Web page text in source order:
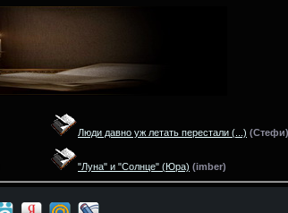
Люди давно уж летать перестали (...) (Стефи)
"Луна" и "Солнце" (Юра) (imber)